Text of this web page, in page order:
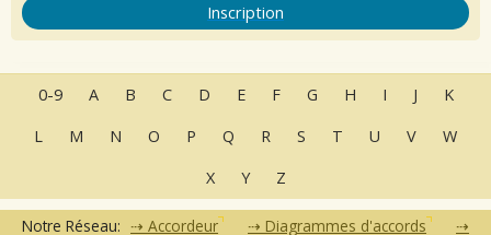
Inscription
0-9 A B C D E F G H I J
K
L
M N O P Q R S T U V
W
X
Y Z
Notre Réseau: Accordeur Diagrammes d'accords